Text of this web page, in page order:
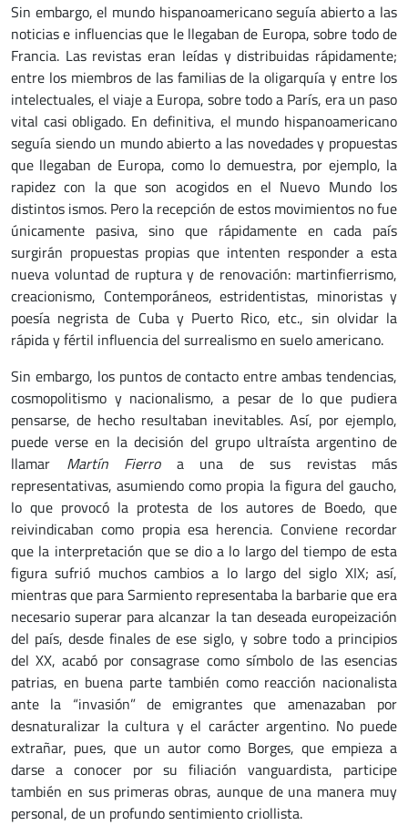
Sin embargo, el mundo hispanoamericano seguía abierto a las
noticias e influencias que le llegaban de Europa, sobre todo de
Francia. Las revistas eran leídas y distribuidas rápidamente;
entre los miembros de las familias de la oligarquía y entre los
intelectuales, el viaje a Europa, sobre todo a París, era un paso
vital casi obligado. En definitiva, el mundo hispanoamericano
seguía siendo un mundo abierto a las novedades y propuestas
que llegaban de Europa, como lo demuestra, por ejemplo, la
rapidez con la que son acogidos en el Nuevo Mundo los
distintos ismos. Pero la recepción de estos movimientos no fue
únicamente pasiva, sino que rápidamente en cada país
surgirán propuestas propias que intenten responder a esta
nueva voluntad de ruptura y de renovación: martinfierrismo,
creacionismo, Contemporáneos, estridentistas, minoristas y
poesía negrista de Cuba y Puerto Rico, etc., sin olvidar la
rápida y fértil influencia del surrealismo en suelo americano.
Sin embargo, los puntos de contacto entre ambas tendencias,
cosmopolitismo y nacionalismo, a pesar de lo que pudiera
pensarse, de hecho resultaban inevitables. Así, por ejemplo,
puede verse en la decisión del grupo ultraísta argentino de
llamar Martín Fierroa una de sus revistas más
representativas, asumiendo como propia la figura del gaucho,
lo que provocó la protesta de los autores de Boedo, que
reivindicaban como propia esa herencia. Conviene recordar
que la interpretación que se dio a lo largo del tiempo de esta
figura sufrió muchos cambios a lo largo del siglo XIX; así,
mientras que para Sarmiento representaba la barbarie que era
necesario superar para alcanzar la tan deseada europeización
del país, desde finales de ese siglo, y sobre todo a principios
del XX, acabó por consagrase como símbolo de las esencias
patrias, en buena parte también como reacción nacionalista
ante la “invasión” de emigrantes que amenazaban por
desnaturalizar la cultura y el carácter argentino. No puede
extrañar, pues, que un autor como Borges, que empieza a
darse a conocer por su filiación vanguardista, participe
también en sus primeras obras, aunque de una manera muy
personal, de un profundo sentimiento criollista.